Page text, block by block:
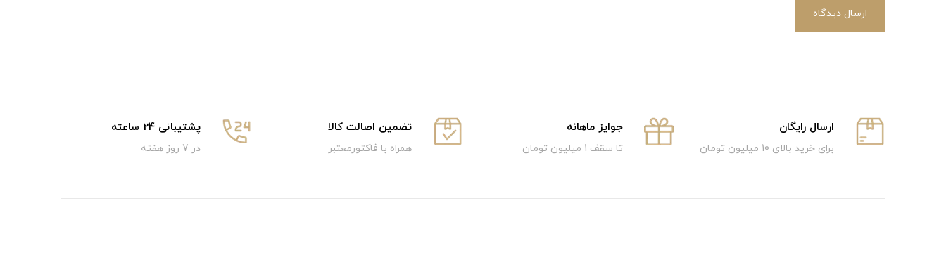
ارسال دیدگاه
ارسال رایگان
برای خرید بالای 10 میلیون تومان
جوایز ماهانه
تا سقف 1 میلیون تومان
تضمین اصالت کالا
همراه با فاکتورمعتبر
پشتیبانی 24 ساعته
در 7 روز هفته